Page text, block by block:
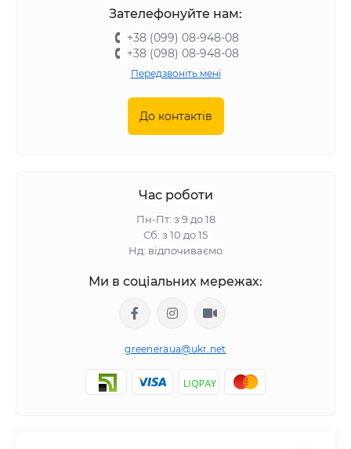
Зателефонуйте нам:
+38 (099) 08-948-08
+38 (098) 08-948-08
Передзвоніть мені
До контактів
Час роботи
Пн-Пт: з 9 до 18
Сб: з 10 до 15
Нд: відпочиваємо
Ми в соціальних мережах:
greeneraua@ukr.net